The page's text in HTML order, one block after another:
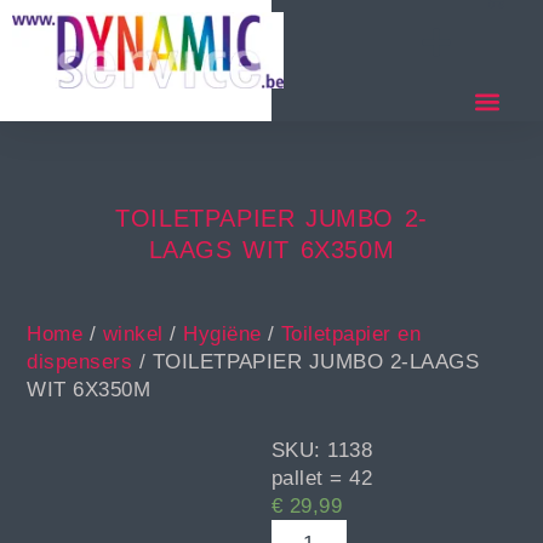
TOILETPAPIER JUMBO 2-
LAAGS WIT 6X350M
Home / winkel / Hygiëne / Toiletpapier en
dispensers / TOILETPAPIER JUMBO 2-LAAGS
WIT 6X350M
SKU: 1138
pallet = 42
€ 29,99